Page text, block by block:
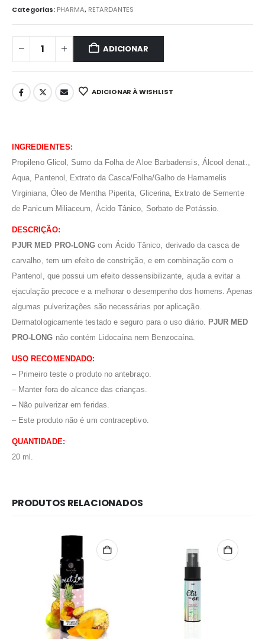
Categorias: PHARMA, RETARDANTES
ADICIONAR
ADICIONAR À WISHLIST
INGREDIENTES:
Propileno Glicol, Sumo da Folha de Aloe Barbadensis, Álcool denat.,
Aqua, Pantenol, Extrato da Casca/Folha/Galho de Hamamelis
Virginiana, Óleo de Mentha Piperita, Glicerina, Extrato de Semente
de Panicum Miliaceum, Ácido Tânico, Sorbato de Potássio.
DESCRIÇÃO:
PJUR MED PRO-LONG com Ácido Tânico, derivado da casca de
carvalho, tem um efeito de constrição, e em combinação com o
Pantenol, que possui um efeito dessensibilizante, ajuda a evitar a
ejaculação precoce e a melhorar o desempenho dos homens. Apenas
algumas pulverizações são necessárias por aplicação.
Dermatologicamente testado e seguro para o uso diário. PJUR MED
PRO-LONG não contém Lidocaína nem Benzocaína.
USO RECOMENDADO:
– Primeiro teste o produto no antebraço.
– Manter fora do alcance das crianças.
– Não pulverizar em feridas.
– Este produto não é um contraceptivo.
QUANTIDADE:
20 ml.
PRODUTOS RELACIONADOS
Redes Sociais
Métodos de Pagamento